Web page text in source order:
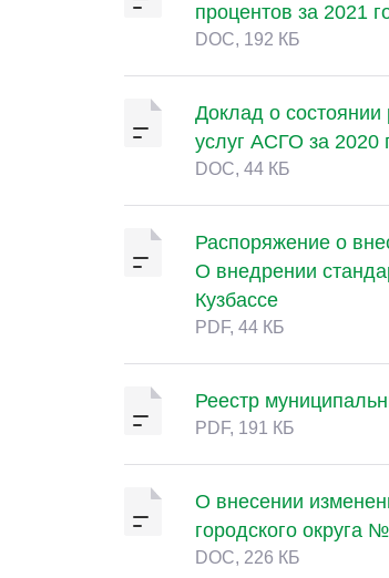
процентов за 2021
DOC, 192 КБ
Доклад о состоянии
услуг АСГО за 2020
DOC, 44 КБ
Распоряжение о
О внедрении
Кузбассе
PDF, 44 КБ
Реестр
PDF, 191 КБ
О внесении
городского округа
DOC, 226 КБ